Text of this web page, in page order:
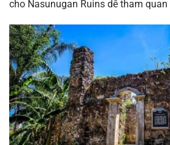
cho Nasunugan Ruins dễ tham